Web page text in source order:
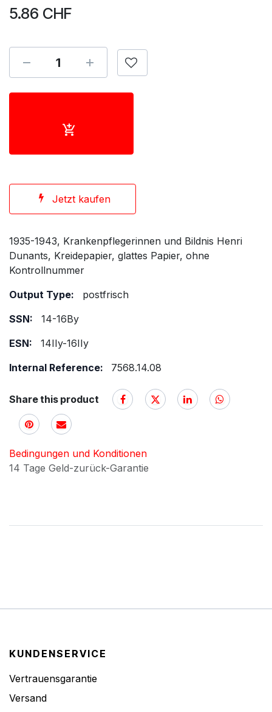
5.86 CHF
Jetzt kaufen
1935-1943, Krankenpflegerinnen und Bildnis Henri
Dunants, Kreidepapier, glattes Papier, ohne
Kontrollnummer
Output Type:
postfrisch
SSN:
14-16By
ESN:
14IIy-16IIy
Internal Reference:
7568.14.08
Share this product
Bedingungen und Konditionen
14 Tage Geld-zurück-Garantie
KUNDENSERVICE
Vertrauensgarantie
Versand